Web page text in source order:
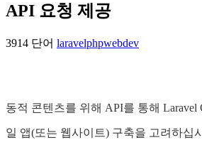
API 요청 제공
3914 단어 laravelphpwebdev
동적 콘텐츠를 위해 API를 통해
일 앱(또는 웹사이트) 구축을 고려하십